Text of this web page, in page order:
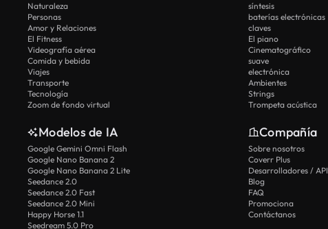
Naturaleza
Personas
Amor y Relaciones
El Fitness
Videografía aérea
Comida y bebida
Viajes
Transporte
Tecnología
Zoom de fondo virtual
síntesis
baterías electrónicas
claves
El piano
Cinematográfico
suave
electrónica
Ambientes
Strings
Trompeta acústica
Modelos de IA
Google Gemini Omni Flash
Google Nano Banana 2
Google Nano Banana 2 Lite
Seedance 2.0
Seedance 2.0 Fast
Seedance 2.0 Mini
Happy Horse 1.1
Seedream 5.0 Pro
Compañía
Sobre nosotros
Coverr Plus
Desarrolladores / API
Blog
FAQ
Promociona
Contáctanos